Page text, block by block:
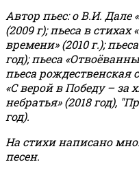
Автор пьес: о В.И. Дале
(2009 г); пьеса в
времени» (2010 г.);
год); пьеса
пьеса рождественская
«С верой в Победу – за
небратья» (2018 год),
год).
На стихи написано
песен.